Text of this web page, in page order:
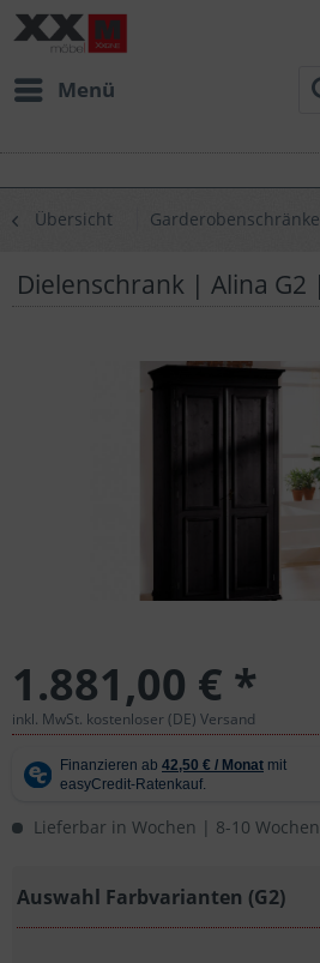
Menü
Übersicht Garderobenschränke
1.881,00 € *
inkl. MwSt. kostenloser (DE) Versand
Lieferbar in Wochen | 8-10 Wochen
Auswahl Farbvarianten (G2)